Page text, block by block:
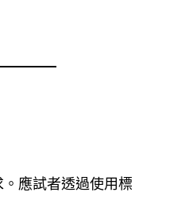
應試者透過使用標